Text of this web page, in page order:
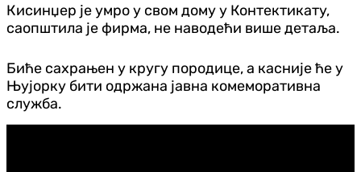
Кисинџер је умро у свом дому у Контектикату,
саопштила је фирма, не наводећи више детаља.
Биће сахрањен у кругу породице, а касније ће у
Њујорку бити одржана јавна комеморативна
служба.